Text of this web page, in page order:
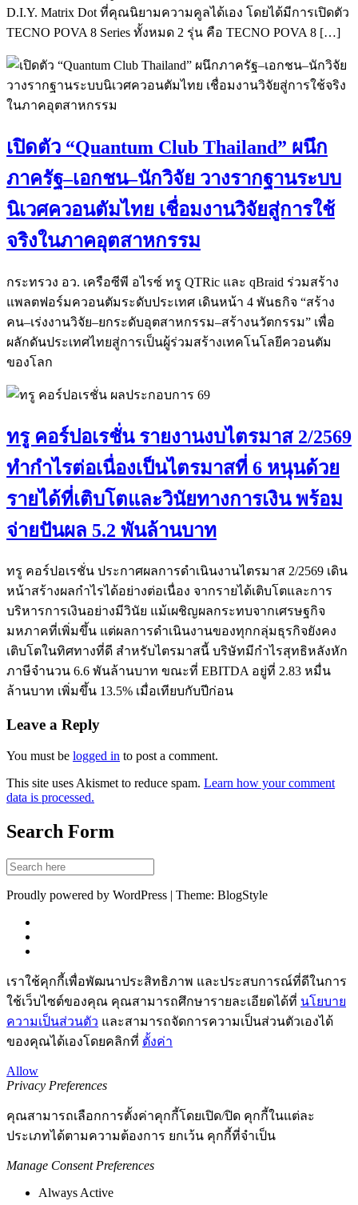
D.I.Y. Matrix Dot ที่คุณนิยามความคูลได้เอง โดยได้มีการเปิดตัว
TECNO POVA 8 Series ทั้งหมด 2 รุ่น คือ TECNO POVA 8 […]
เปิดตัว “Quantum Club Thailand” ผนึก
ภาครัฐ–เอกชน–นักวิจัย วางรากฐานระบบ
นิเวศควอนตัมไทย เชื่อมงานวิจัยสู่การใช้
จริงในภาคอุตสาหกรรม
กระทรวง อว. เครือซีพี อไรซ์ ทรู QTRic และ qBraid ร่วมสร้าง
แพลตฟอร์มควอนตัมระดับประเทศ เดินหน้า 4 พันธกิจ “สร้าง
คน–เร่งงานวิจัย–ยกระดับอุตสาหกรรม–สร้างนวัตกรรม” เพื่อ
ผลักดันประเทศไทยสู่การเป็นผู้ร่วมสร้างเทคโนโลยีควอนตัม
ของโลก
ทรู คอร์ปอเรชั่น รายงานงบไตรมาส 2/2569
ทำกำไรต่อเนื่องเป็นไตรมาสที่ 6 หนุนด้วย
รายได้ที่เติบโตและวินัยทางการเงิน พร้อม
จ่ายปันผล 5.2 พันล้านบาท
ทรู คอร์ปอเรชั่น ประกาศผลการดำเนินงานไตรมาส 2/2569 เดิน
หน้าสร้างผลกำไรได้อย่างต่อเนื่อง จากรายได้เติบโตและการ
บริหารการเงินอย่างมีวินัย แม้เผชิญผลกระทบจากเศรษฐกิจ
มหภาคที่เพิ่มขึ้น แต่ผลการดำเนินงานของทุกกลุ่มธุรกิจยังคง
เติบโตในทิศทางที่ดี สำหรับไตรมาสนี้ บริษัทมีกำไรสุทธิหลังหัก
ภาษีจำนวน 6.6 พันล้านบาท ขณะที่ EBITDA อยู่ที่ 2.83 หมื่น
ล้านบาท เพิ่มขึ้น 13.5% เมื่อเทียบกับปีก่อน
Leave a Reply
You must be logged in to post a comment.
This site uses Akismet to reduce spam. Learn how your comment
data is processed.
Search Form
Proudly powered by WordPress | Theme: BlogStyle
เราใช้คุกกี้เพื่อพัฒนาประสิทธิภาพ และประสบการณ์ที่ดีในการ
ใช้เว็บไซต์ของคุณ คุณสามารถศึกษารายละเอียดได้ที่ นโยบาย
ความเป็นส่วนตัว และสามารถจัดการความเป็นส่วนตัวเองได้
ของคุณได้เองโดยคลิกที่ ตั้งค่า
Allow
Privacy Preferences
คุณสามารถเลือกการตั้งค่าคุกกี้โดยเปิด/ปิด คุกกี้ในแต่ละ
ประเภทได้ตามความต้องการ ยกเว้น คุกกี้ที่จำเป็น
Manage Consent Preferences
Always Active